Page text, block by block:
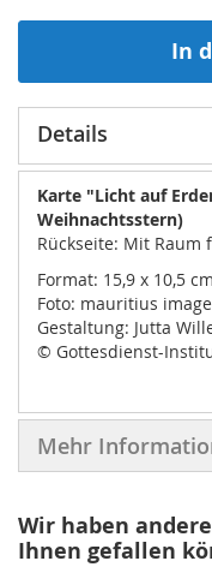
In
Details
Karte "Licht auf
Weihnachtsstern)
Rückseite: Mit Raum
Format: 15,9 x 10,5 cm
Foto: mauritius
Gestaltung: Jutta
© Gottesdienst-
Mehr
Wir haben
Ihnen gefallen